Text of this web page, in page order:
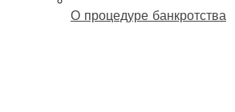
О процедуре банкротства